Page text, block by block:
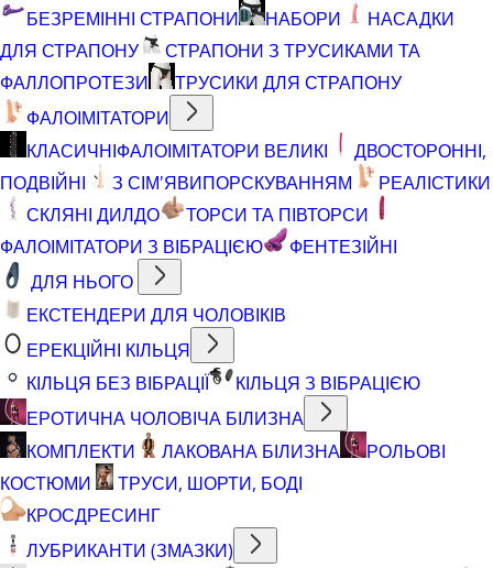
БЕЗРЕМІННІ СТРАПОНИ НАБОРИ
НАСАДКИ
ДЛЯ СТРАПОНУ
СТРАПОНИ З ТРУСИКАМИ ТА
ФАЛЛОПРОТЕЗИ
ТРУСИКИ ДЛЯ СТРАПОНУ
ФАЛОІМІТАТОРИ
КЛАСИЧНІФАЛОІМІТАТОРИ ВЕЛИКІ
ДВОСТОРОННІ,
ПОДВІЙНІ
З СІМ'ЯВИПОРСКУВАННЯМ
РЕАЛІСТИКИ
СКЛЯНІ ДИЛДО
ТОРСИ ТА ПІВТОРСИ
ФАЛОІМІТАТОРИ З ВІБРАЦІЄЮ
ФЕНТЕЗІЙНІ
ДЛЯ НЬОГО
ЕКСТЕНДЕРИ ДЛЯ ЧОЛОВІКІВ
ЕРЕКЦІЙНІ КІЛЬЦЯ
КІЛЬЦЯ БЕЗ ВІБРАЦІЇ
КІЛЬЦЯ З ВІБРАЦІЄЮ
ЕРОТИЧНА ЧОЛОВІЧА БІЛИЗНА
КОМПЛЕКТИ
ЛАКОВАНА БІЛИЗНА
РОЛЬОВІ
КОСТЮМИ
ТРУСИ, ШОРТИ, БОДІ
КРОСДРЕСИНГ
ЛУБРИКАНТИ (ЗМАЗКИ)